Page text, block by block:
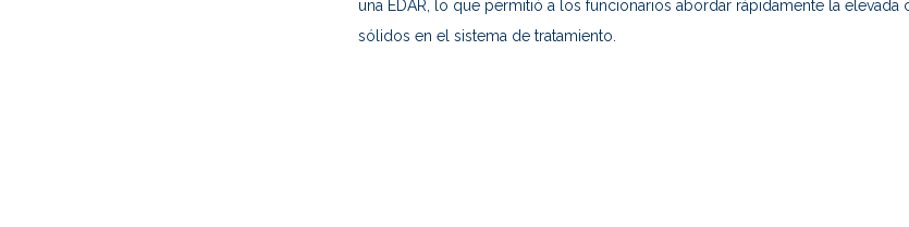
una EDAR, lo que permitió a los funcionarios abordar rápidamente la elevada
sólidos en el sistema de tratamiento.